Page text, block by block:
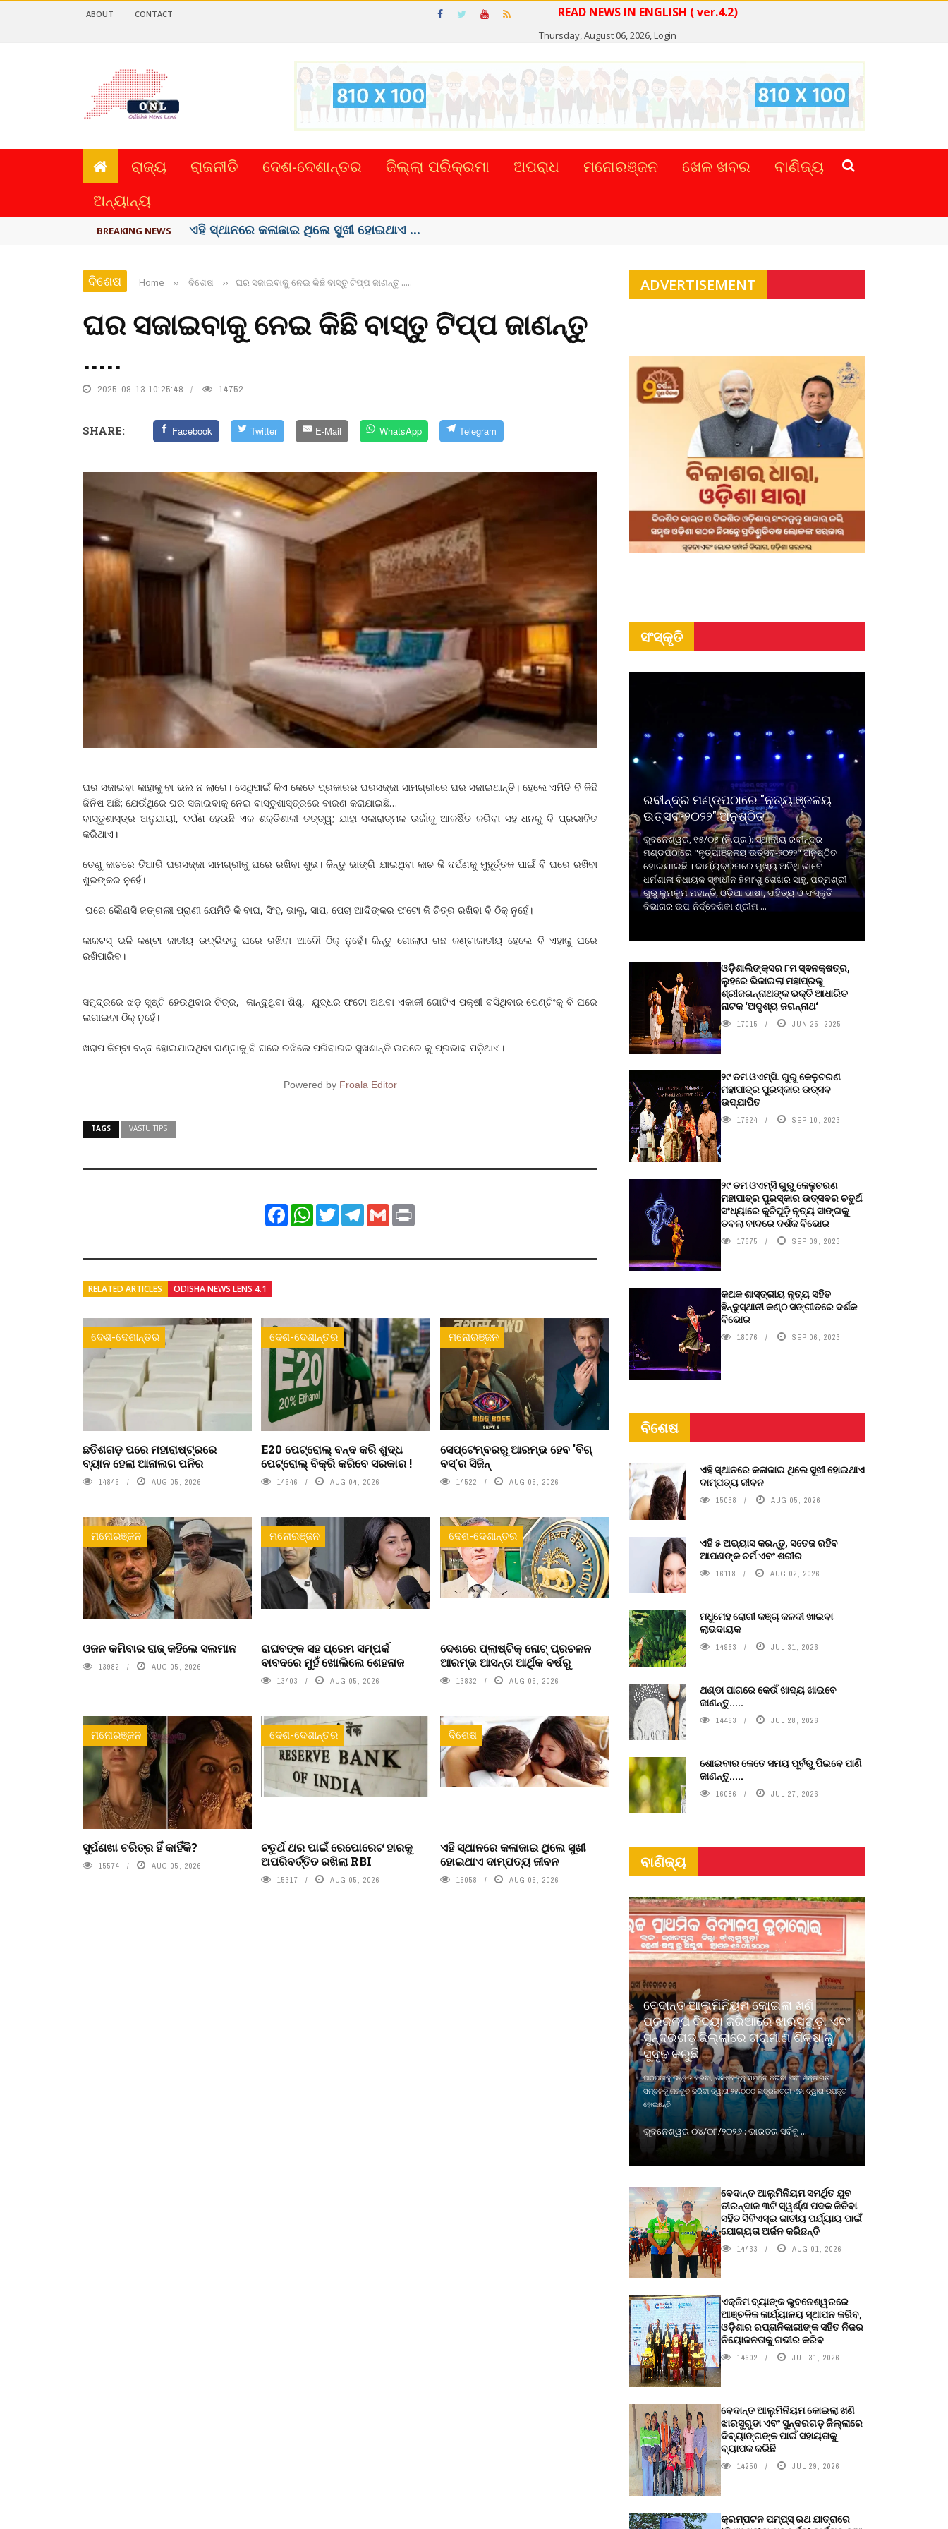
READ NEWS IN ENGLISH ( ver.4.2)
Thursday, August 06, 2026,Login
ABOUT CONTACT
ରାଜ୍ୟ ରାଜନୀତି ଦେଶ-ଦେଶାନ୍ତର ଜିଲ୍ଲା ପରିକ୍ରମା ଅପରାଧ ମନୋରଞ୍ଜନ ଖେଳ ଖବର
ବାଣିଜ୍ୟ
ଅନ୍ୟାନ୍ୟ
BREAKING NEWS ଏହି ସ୍ଥାନରେ କଳାଜାଇ ଥିଲେ ସୁଖୀ ହୋଇଥାଏ ...
ବିଶେଷ Home ›› ବିଶେଷ ›› ଘର ସଜାଇବାକୁ ନେଇ କିଛି ବାସ୍ତୁ ଟିପ୍ପ ଜାଣନ୍ତୁ .....
ଘର ସଜାଇବାକୁ ନେଇ କିଛି ବାସ୍ତୁ ଟିପ୍ପ ଜାଣନ୍ତୁ
.....
2025-08-13 10:25:48 14752
SHARE: Facebook Twitter E-Mail WhatsApp Telegram
ଘର ସଜାଇବା କାହାକୁ ବା ଭଲ ନ ଲାଗେ। ସେଥିପାଇଁ କିଏ କେତେ ପ୍ରକାରର ଘରସଜ୍ଜା ସାମଗ୍ରୀରେ ଘର ସଜାଇଥାନ୍ତି। ହେଲେ ଏମିତି ବି କିଛି
ଜିନିଷ ଅଛି; ଯେଉଁଥିରେ ଘର ସଜାଇବାକୁ ନେଇ ବାସ୍ତୁଶାସ୍ତ୍ରରେ ବାରଣ କରାଯାଇଛି…
ବାସ୍ତୁଶାସ୍ତ୍ର ଅନୁଯାୟୀ, ଦର୍ପଣ ହେଉଛି ଏକ ଶକ୍ତିଶାଳୀ ତତ୍ତ୍ୱ; ଯାହା ସକାରାତ୍ମକ ଊର୍ଜାକୁ ଆକର୍ଷିତ କରିବା ସହ ଧନକୁ ବି ପ୍ରଭାବିତ
କରିଥାଏ।
ତେଣୁ କାଚରେ ତିଆରି ଘରସଜ୍ଜା ସାମଗ୍ରୀକୁ ଘରେ ରଖିବା ଶୁଭ। କିନ୍ତୁ ଭାଙ୍ଗି ଯାଇଥିବା କାଚ କି ଦର୍ପଣକୁ ମୁହୂର୍ତ୍ତକ ପାଇଁ ବି ଘରେ ରଖିବା
ଶୁଭଙ୍କର ନୁହେଁ।
ଘରେ କୌଣସି ଜଙ୍ଗଲୀ ପ୍ରାଣୀ ଯେମିତି କି ବାଘ, ସିଂହ, ଭାଲୁ, ସାପ, ପେଚା ଆଦିଙ୍କର ଫଟୋ କି ଚିତ୍ର ରଖିବା ବି ଠିକ୍‌ ନୁହେଁ।
କାକଟସ୍‌ ଭଳି କଣ୍ଟା ଜାତୀୟ ଉଦ୍ଭିଦକୁ ଘରେ ରଖିବା ଆଦୌ ଠିକ୍‌ ନୁହେଁ। କିନ୍ତୁ ଗୋଲାପ ଗଛ କଣ୍ଟାଜାତୀୟ ହେଲେ ବି ଏହାକୁ ଘରେ
ରଖିପାରିବ।
ସମୁଦ୍ରରେ ଝଡ଼ ସୃଷ୍ଟି ହେଉଥିବାର ଚିତ୍ର, କାନ୍ଦୁଥିବା ଶିଶୁ, ଯୁଦ୍ଧର ଫଟୋ ଅଥବା ଏକାକୀ ଗୋଟିଏ ପକ୍ଷୀ ବସିଥିବାର ପେଣ୍ଟିଂକୁ ବି ଘରେ
ଲଗାଇବା ଠିକ୍‌ ନୁହେଁ।
ଖରାପ କିମ୍ବା ବନ୍ଦ ହୋଇଯାଇଥିବା ଘଣ୍ଟାକୁ ବି ଘରେ ରଖିଲେ ପରିବାରର ସୁଖଶାନ୍ତି ଉପରେ କୁ-ପ୍ରଭାବ ପଡ଼ିଥାଏ।
Powered by Froala Editor
TAGS VASTU TIPS
FacebookWhatsApp
TwitterTelegram
Gmail
RELATED ARTICLES ODISHA NEWS LENS 4.1
ଦେଶ-ଦେଶାନ୍ତର
ଛତିଶଗଡ଼ ପରେ ମହାରାଷ୍ଟ୍ରରେ
ବ୍ୟାନ ହେଲା ଆନାଲଗ ପନିର
14846 AUG 05, 2026
ଦେଶ-ଦେଶାନ୍ତର
E20 ପେଟ୍ରୋଲ୍ ବନ୍ଦ କରି ଶୁଦ୍ଧ
ପେଟ୍ରୋଲ୍ ବିକ୍ରି କରିବେ ସରକାର !
14646 AUG 04, 2026
ମନୋରଞ୍ଜନ
ସେପ୍ଟେମ୍ବରରୁ ଆରମ୍ଭ ହେବ 'ବିଗ୍
ବସ୍'ର ସିଜିନ୍
14522 AUG 05, 2026
ମନୋରଞ୍ଜନ
ଓଜନ କମିବାର ରାଜ୍ କହିଲେ ସଲମାନ
13982 AUG 05, 2026
ମନୋରଞ୍ଜନ
ରାଘବଙ୍କ ସହ ପ୍ରେମ ସମ୍ପର୍କ
ବାବଦରେ ମୁହଁ ଖୋଲିଲେ ଶେହନାଜ
13403 AUG 05, 2026
ଦେଶ-ଦେଶାନ୍ତର
ଦେଶରେ ପ୍ଲାଷ୍ଟିକ୍ ନୋଟ୍‌ ପ୍ରଚଳନ
ଆରମ୍ଭ ଆସନ୍ତା ଆର୍ଥିକ ବର୍ଷରୁ
13832 AUG 05, 2026
ମନୋରଞ୍ଜନ
ସୁର୍ପଣଖା ଚରିତ୍ର ହିଁ କାହିଁକି?
15574 AUG 05, 2026
ଦେଶ-ଦେଶାନ୍ତର
ଚତୁର୍ଥ ଥର ପାଇଁ ରେପୋରେଟ ହାରକୁ
ଅପରିବର୍ତ୍ତିତ ରଖିଲା RBI
15317 AUG 05, 2026
ବିଶେଷ
ଏହି ସ୍ଥାନରେ କଳାଜାଇ ଥିଲେ ସୁଖୀ
ହୋଇଥାଏ ଦାମ୍ପତ୍ୟ ଜୀବନ
15058 AUG 05, 2026
ADVERTISEMENT
ସଂସ୍କୃତି
ରବୀନ୍ଦ୍ର ମଣ୍ଡପଠାରେ "ନୃତ୍ୟାଞ୍ଜଳୟ
ଉତ୍ସବ-୨୦୨୨" ଅନୁଷ୍ଠିତ
ଭୁବନେଶ୍ୱର, ୧୫/୦୫ (ନି.ପ୍ର.): ସ୍ଥାନୀୟ ରବୀନ୍ଦ୍ର
ମଣ୍ଡପଠାରେ "ନୃତ୍ୟାଞ୍ଜଳୟ ଉତ୍ସବ-୨୦୨୨" ଅନୁଷ୍ଠିତ
ହୋଇଯାଇଛି । କାର୍ଯ୍ୟକ୍ରମରେ ମୁଖ୍ୟ ଅତିଥି ଭାବେ
ଧର୍ମଶାଳା ବିଧାୟକ ସ୍ଵାଧୀନ ହିମାଂଶୁ ଶେଖର ସାହୁ, ପଦ୍ମଶ୍ରୀ
ଗୁରୁ କୁମକୁମ ମହାନ୍ତି, ଓଡ଼ିଆ ଭାଷା, ସାହିତ୍ୟ ଓ ସଂସ୍କୃତି
ବିଭାଗର ଉପ-ନିର୍ଦ୍ଦେଶିକା ଶ୍ରୀମ ...
ଓଡ଼ିଶାଲିଙ୍କ୍ସର ୮ମ ସ୍ଵନକ୍ଷତ୍ର,
ଲୁହରେ ଭିଜାଇଲା ମହାପ୍ରଭୁ
ଶ୍ରୀଜଗନ୍ନାଥଙ୍କ ଭକ୍ତି ଆଧାରିତ
ନାଟକ ‘ଅଦୃଶ୍ୟ ଜଗନ୍ନାଥ‘
17015 JUN 25, 2025
୨୯ ତମ ଓଏମ୍‌ସି. ଗୁରୁ କେଳୁଚରଣ
ମହାପାତ୍ର ପୁରସ୍କାର ଉତ୍ସବ
ଉଦ୍‍ଯାପିତ
17624 SEP 10, 2023
୨୯ ତମ ଓଏମ୍‌ସି ଗୁରୁ କେଳୁଚରଣ
ମହାପାତ୍ର ପୁରସ୍କାର ଉତ୍ସବର ଚତୁର୍ଥ
ସଂଧ୍ୟାରେ କୁଚିପୁଡ଼ି ନୃତ୍ୟ ସାଙ୍ଗକୁ
ତବଲା ବାଦରେ ଦର୍ଶକ ବିଭୋର
17675 SEP 09, 2023
କଥକ ଶାସ୍ତ୍ରୀୟ ନୃତ୍ୟ ସହିତ
ହିନ୍ଦୁସ୍ଥାନୀ କଣ୍ଠ ସଙ୍ଗୀତରେ ଦର୍ଶକ
ବିଭୋର
18076 SEP 06, 2023
ବିଶେଷ
ଏହି ସ୍ଥାନରେ କଳାଜାଇ ଥିଲେ ସୁଖୀ ହୋଇଥାଏ
ଦାମ୍ପତ୍ୟ ଜୀବନ
15058 AUG 05, 2026
ଏହି ୫ ଅଭ୍ୟାସ କରନ୍ତୁ, ସତେଜ ରହିବ
ଆପଣଙ୍କ ଚର୍ମ ଏବଂ ଶରୀର
16118 AUG 02, 2026
ମଧୁମେହ ରୋଗୀ କଞ୍ଚା କଳଦୀ ଖାଇବା
ଲାଭଦାୟକ
14963 JUL 31, 2026
ଥଣ୍ଡା ପାଗରେ କେଉଁ ଖାଦ୍ୟ ଖାଇବେ
ଜାଣନ୍ତୁ.....
14463 JUL 28, 2026
ଶୋଇବାର କେତେ ସମୟ ପୂର୍ବରୁ ପିଇବେ ପାଣି
ଜାଣନ୍ତୁ.....
16086 JUL 27, 2026
ବାଣିଜ୍ୟ
ବେଦାନ୍ତ ଆଲୁମିନିୟମ କୋଇଲା ଖଣି
ପ୍ରକଳ୍ପ ବିଦ୍ୟା ଜରିଆରେ ଝାରସୁଗୁଡ଼ା ଏବଂ
ସୁନ୍ଦରଗଡ଼ ଜିଲ୍ଲାରେ ଗ୍ରାମୀଣ ଶିକ୍ଷାକୁ
ସୁଦୃଢ଼ କରୁଛି
ପାଠପଢାକୁ ଉନ୍ନତ କରିବା, ଶିକ୍ଷକଙ୍କୁ ସମର୍ଥନ କରିବା ଏବଂ ଶିକ୍ଷାଗତ
ସମ୍ବଳକୁ ମଜବୁତ କରିବା ଦ୍ୱାରା ୨୫,୦୦୦ ଛାତ୍ରଛାତ୍ରୀ ଏହା ଦ୍ୱାରା ଉପକୃତ
ହୋଇଛନ୍ତି
ଭୁବନେଶ୍ୱର ୦୪/୦୮/୨୦୨୬ : ଭାରତର ସର୍ବବୃ ...
ବେଦାନ୍ତ ଆଲୁମିନିୟମ ସମର୍ଥିତ ଯୁବ
ତୀରନ୍ଦାଜ ୩ଟି ସ୍ୱର୍ଣ୍ଣ ପଦକ ଜିତିବା
ସହିତ ସିବିଏସ୍ଇ ଜାତୀୟ ପର୍ଯ୍ୟାୟ ପାଇଁ
ଯୋଗ୍ୟତା ଅର୍ଜନ କରିଛନ୍ତି
14433 AUG 01, 2026
ଏକ୍ଜିମ ବ୍ୟାଙ୍କ ଭୁବନେଶ୍ୱରରେ
ଆଞ୍ଚଳିକ କାର୍ଯ୍ୟାଳୟ ସ୍ଥାପନ କରିବ,
ଓଡ଼ିଶାର ରପ୍ତାନିକାରୀଙ୍କ ସହିତ ନିଜର
ନିୟୋଜନତାକୁ ଗଭୀର କରିବ
14602 JUL 31, 2026
ବେଦାନ୍ତ ଆଲୁମିନିୟମ କୋଇଲା ଖଣି
ଝାରସୁଗୁଡା ଏବଂ ସୁନ୍ଦରଗଡ଼ ଜିଲ୍ଲାରେ
ଦିବ୍ୟାଙ୍ଗଙ୍କ ପାଇଁ ସହାୟତାକୁ
ବ୍ୟାପକ କରିଛି
14250 JUL 29, 2026
କ୍ରମ୍ପଟନ ପମ୍ପ୍‌ସ୍‌ ରଥ ଯାତ୍ରାରେ